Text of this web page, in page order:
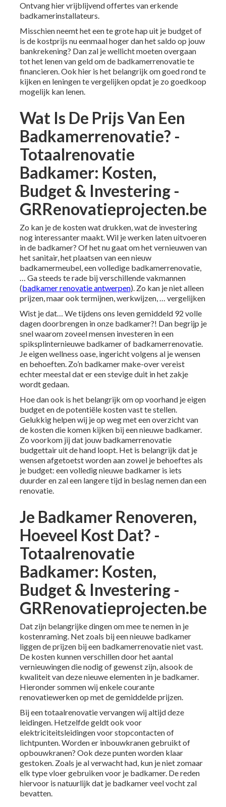
Ontvang hier vrijblijvend offertes van erkende
badkamerinstallateurs.
Misschien neemt het een te grote hap uit je budget of
is de kostprijs nu eenmaal hoger dan het saldo op jouw
bankrekening? Dan zal je wellicht moeten overgaan
tot het lenen van geld om de badkamerrenovatie te
financieren. Ook hier is het belangrijk om goed rond te
kijken en leningen te vergelijken opdat je zo goedkoop
mogelijk kan lenen.
Wat Is De Prijs Van Een
Badkamerrenovatie? -
Totaalrenovatie
Badkamer: Kosten,
Budget & Investering -
GRRenovatieprojecten.be
Zo kan je de kosten wat drukken, wat de investering
nog interessanter maakt. Wil je werken laten uitvoeren
in de badkamer? Of het nu gaat om het vernieuwen van
het sanitair, het plaatsen van een nieuw
badkamermeubel, een volledige badkamerrenovatie,
… Ga steeds te rade bij verschillende vakmannen
(badkamer renovatie antwerpen). Zo kan je niet alleen
prijzen, maar ook termijnen, werkwijzen, … vergelijken
Wist je dat… We tijdens ons leven gemiddeld 92 volle
dagen doorbrengen in onze badkamer?! Dan begrijp je
snel waarom zoveel mensen investeren in een
spiksplinternieuwe badkamer of badkamerrenovatie.
Je eigen wellness oase, ingericht volgens al je wensen
en behoeften. Zo’n badkamer make-over vereist
echter meestal dat er een stevige duit in het zakje
wordt gedaan.
Hoe dan ook is het belangrijk om op voorhand je eigen
budget en de potentiële kosten vast te stellen.
Gelukkig helpen wij je op weg met een overzicht van
de kosten die komen kijken bij een nieuwe badkamer.
Zo voorkom jij dat jouw badkamerrenovatie
budgettair uit de hand loopt. Het is belangrijk dat je
wensen afgetoetst worden aan zowel je behoeftes als
je budget: een volledig nieuwe badkamer is iets
duurder en zal een langere tijd in beslag nemen dan een
renovatie.
Je Badkamer Renoveren,
Hoeveel Kost Dat? -
Totaalrenovatie
Badkamer: Kosten,
Budget & Investering -
GRRenovatieprojecten.be
Dat zijn belangrijke dingen om mee te nemen in je
kostenraming. Net zoals bij een nieuwe badkamer
liggen de prijzen bij een badkamerrenovatie niet vast.
De kosten kunnen verschillen door het aantal
vernieuwingen die nodig of gewenst zijn, alsook de
kwaliteit van deze nieuwe elementen in je badkamer.
Hieronder sommen wij enkele courante
renovatiewerken op met de gemiddelde prijzen.
Bij een totaalrenovatie vervangen wij altijd deze
leidingen. Hetzelfde geldt ook voor
elektriciteitsleidingen voor stopcontacten of
lichtpunten. Worden er inbouwkranen gebruikt of
opbouwkranen? Ook deze punten worden klaar
gestoken. Zoals je al verwacht had, kun je niet zomaar
elk type vloer gebruiken voor je badkamer. De reden
hiervoor is natuurlijk dat je badkamer veel vocht zal
bevatten.